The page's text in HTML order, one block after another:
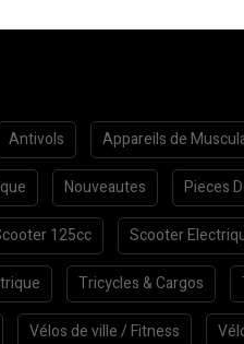
Antivols Appareils de
Nouveautes Pieces
125cc Scooter
Tricycles & Cargos
Vélos de ville / Fitness